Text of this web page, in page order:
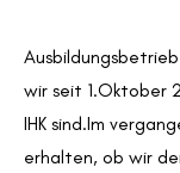
wir seit 1.Oktober
IHK sind.Im
erhalten, ob wir